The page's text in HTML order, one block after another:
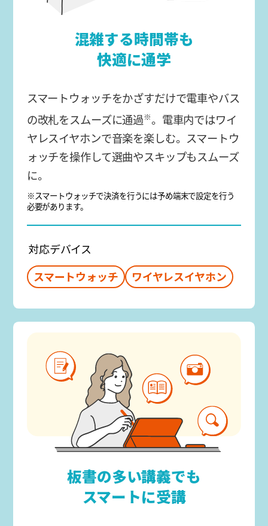
混雑する時間帯も
快適に通学
スマートウォッチをかざすだけで電車やバス
の改札をスムーズに通過※。電車内ではワイ
ヤレスイヤホンで音楽を楽しむ。スマートウ
ォッチを操作して選曲やスキップもスムーズ
に。
※スマートウォッチで決済を行うには予め端末で設定を行う
必要があります。
対応デバイス
スマートウォッチ
ワイヤレスイヤホン
板書の多い講義でも
スマートに受講